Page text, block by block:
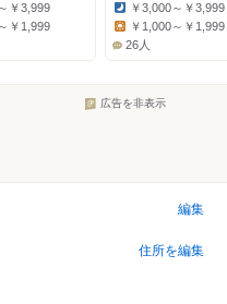
￥3,999
￥1,999
Dinner:
￥3,000～￥3,999
Lunch:
￥1,000～￥1,999
26人
広告を非表示
編集
住所を編集